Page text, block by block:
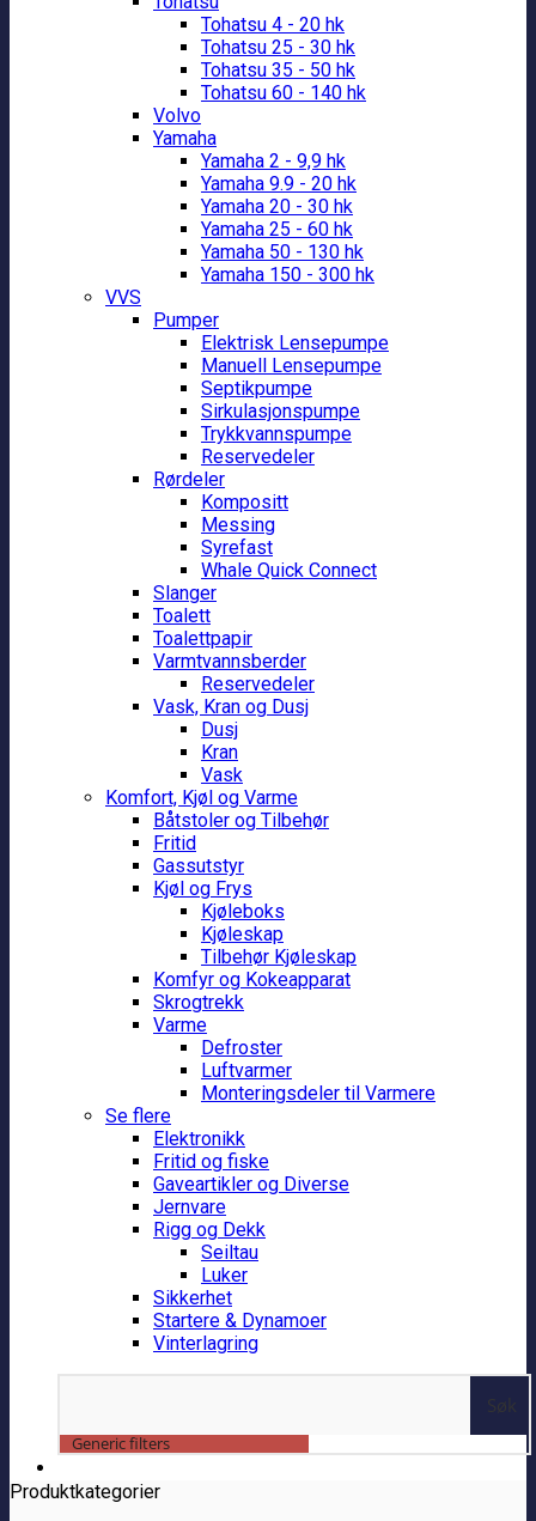
Tohatsu 4 - 20 hk
Tohatsu 25 - 30 hk
Tohatsu 35 - 50 hk
Tohatsu 60 - 140 hk
Volvo
Yamaha
Yamaha 2 - 9,9 hk
Yamaha 9.9 - 20 hk
Yamaha 20 - 30 hk
Yamaha 25 - 60 hk
Yamaha 50 - 130 hk
Yamaha 150 - 300 hk
VVS
Pumper
Elektrisk Lensepumpe
Manuell Lensepumpe
Septikpumpe
Sirkulasjonspumpe
Trykkvannspumpe
Reservedeler
Rørdeler
Kompositt
Messing
Syrefast
Whale Quick Connect
Slanger
Toalett
Toalettpapir
Varmtvannsberder
Reservedeler
Vask, Kran og Dusj
Dusj
Kran
Vask
Komfort, Kjøl og Varme
Båtstoler og Tilbehør
Fritid
Gassutstyr
Kjøl og Frys
Kjøleboks
Kjøleskap
Tilbehør Kjøleskap
Komfyr og Kokeapparat
Skrogtrekk
Varme
Defroster
Luftvarmer
Monteringsdeler til Varmere
Se flere
Elektronikk
Fritid og fiske
Gaveartikler og Diverse
Jernvare
Rigg og Dekk
Seiltau
Luker
Sikkerhet
Startere & Dynamoer
Vinterlagring
Generic filters
Produktkategorier